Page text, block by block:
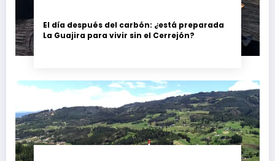
El día después del carbón: ¿está preparada
La Guajira para vivir sin el Cerrejón?